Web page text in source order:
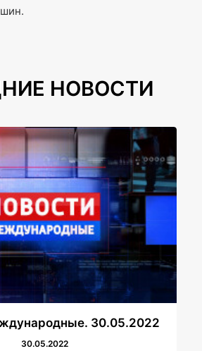
НОВОСТИ
30.05.2022
30.05.2022